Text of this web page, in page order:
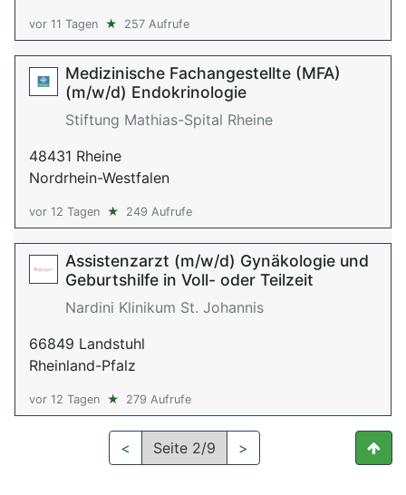
vor 11 Tagen ★ 257 Aufrufe
Medizinische Fachangestellte (MFA)
(m/w/d) Endokrinologie
Stiftung Mathias-Spital Rheine
48431 Rheine
Nordrhein-Westfalen
vor 12 Tagen ★ 249 Aufrufe
Assistenzarzt (m/w/d) Gynäkologie und
Geburtshilfe in Voll- oder Teilzeit
Nardini Klinikum St. Johannis
66849 Landstuhl
Rheinland-Pfalz
vor 12 Tagen ★ 279 Aufrufe
< Seite 2/9 >